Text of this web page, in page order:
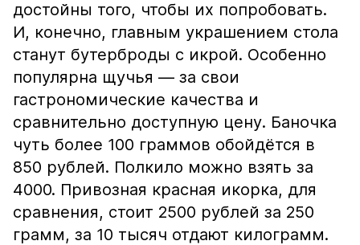
достойны того, чтобы их попробовать.
И, конечно, главным украшением стола
станут бутерброды с икрой. Особенно
популярна щучья — за свои
гастрономические качества и
сравнительно доступную цену. Баночка
чуть более 100 граммов обойдётся в
850 рублей. Полкило можно взять за
4000. Привозная красная икорка, для
сравнения, стоит 2500 рублей за 250
грамм, за 10 тысяч отдают килограмм.